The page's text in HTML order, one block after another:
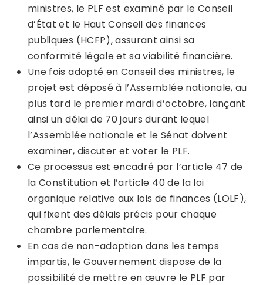
ministres, le PLF est examiné par le Conseil
d’État et le Haut Conseil des finances
publiques (HCFP), assurant ainsi sa
conformité légale et sa viabilité financière.
Une fois adopté en Conseil des ministres, le
projet est déposé à l’Assemblée nationale, au
plus tard le premier mardi d’octobre, lançant
ainsi un délai de 70 jours durant lequel
l’Assemblée nationale et le Sénat doivent
examiner, discuter et voter le PLF.
Ce processus est encadré par l’article 47 de
la Constitution et l’article 40 de la loi
organique relative aux lois de finances (LOLF),
qui fixent des délais précis pour chaque
chambre parlementaire.
En cas de non-adoption dans les temps
impartis, le Gouvernement dispose de la
possibilité de mettre en œuvre le PLF par